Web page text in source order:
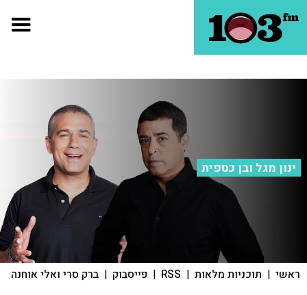
ינון מגל ובן כספית
ראשי | תוכניות מלאות |
RSS
| פייסבוק | ברק סרי ואלי אוחנה